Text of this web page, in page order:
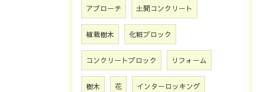
アプローチ 土間コンクリート
植栽樹木 化粧ブロック
コンクリートブロック リフォーム
樹木 花 インターロッキング